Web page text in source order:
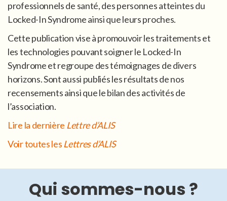
professionnels de santé, des personnes atteintes du
Locked-In Syndrome ainsi que leurs proches.
Cette publication vise à promouvoir les traitements et
les technologies pouvant soigner le Locked-In
Syndrome et regroupe des témoignages de divers
horizons. Sont aussi publiés les résultats de nos
recensements ainsi que le bilan des activités de
l’association.
Lire la dernière Lettre d’ALIS
Voir toutes les Lettres d’ALIS
Qui sommes-nous ?